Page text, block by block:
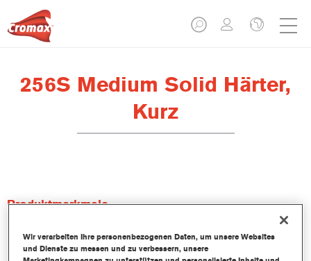
256S Medium Solid Härter,
Kurz
Produktmerkmale
Produktvariante
Wir verarbeiten Ihre personenbezogenen Daten, um unsere Websites
und Dienste zu messen und zu verbessern, unsere